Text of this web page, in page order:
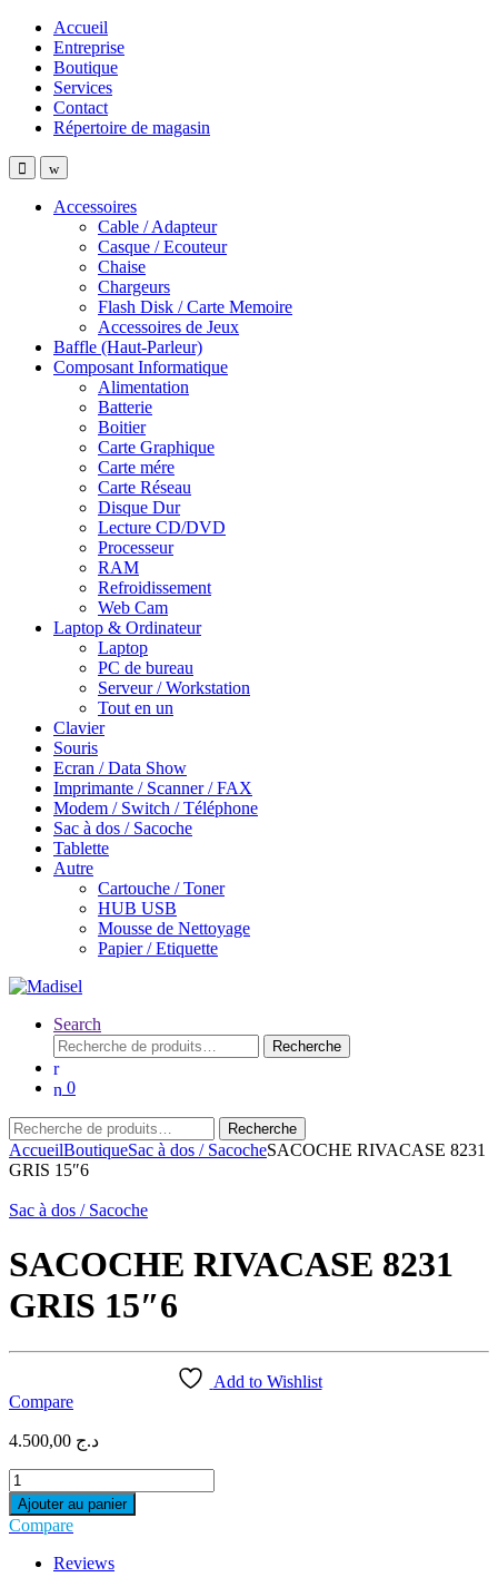
Accueil
Entreprise
Boutique
Services
Contact
Répertoire de magasin
Accessoires
Cable / Adapteur
Casque / Ecouteur
Chaise
Chargeurs
Flash Disk / Carte Memoire
Accessoires de Jeux
Baffle (Haut-Parleur)
Composant Informatique
Alimentation
Batterie
Boitier
Carte Graphique
Carte mére
Carte Réseau
Disque Dur
Lecture CD/DVD
Processeur
RAM
Refroidissement
Web Cam
Laptop & Ordinateur
Laptop
PC de bureau
Serveur / Workstation
Tout en un
Clavier
Souris
Ecran / Data Show
Imprimante / Scanner / FAX
Modem / Switch / Téléphone
Sac à dos / Sacoche
Tablette
Autre
Cartouche / Toner
HUB USB
Mousse de Nettoyage
Papier / Etiquette
Search
Recherche
pour :
Recherche
0
Recherche
pour :
Recherche
AccueilBoutiqueSac à dos / SacocheSACOCHE RIVACASE 8231
GRIS 15″6
Sac à dos / Sacoche
SACOCHE RIVACASE 8231
GRIS 15″6
Add to Wishlist
Compare
د.ج
SACOCHE
RIVACASE
8231
GRIS
15"6
quantity
Ajouter au panier
Compare
Reviews